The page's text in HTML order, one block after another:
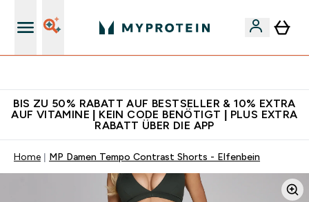
BIS ZU 50% RABATT AUF BESTSELLER & 10% EXTRA
AUF VITAMINE | KEIN CODE BENÖTIGT | PLUS EXTRA
RABATT ÜBER DIE APP
Home MP Damen Tempo Contrast Shorts - Elfenbein